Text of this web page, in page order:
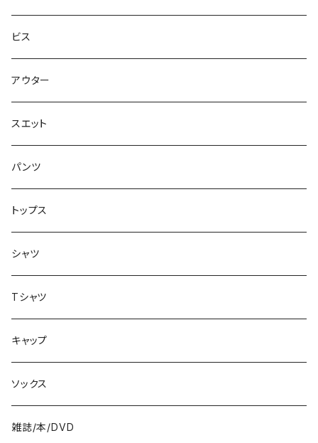
スエット
ソックス
アンダーウェア
アクセサリー
シューズ
バッグ
Small Shoes
7.8インチ
7.9インチ
8インチ
8.1インチ
8.2インチ
8.3インチ
8.4インチ
8.5インチ
8.6インチ
8.7インチ
ビス
アウター
スエット
パンツ
トップス
シャツ
Tシャツ
キャップ
ソックス
雑誌/本/DVD